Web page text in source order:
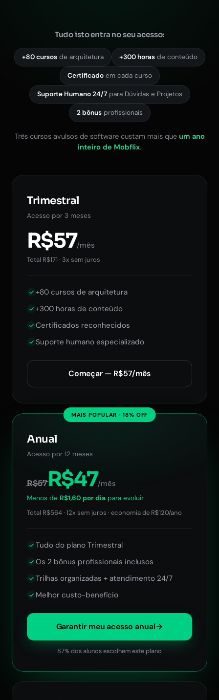
Tudo isto entra no seu acesso:
+80 cursosde arquitetura +300 horasde conteúdo
Certificadoem cada curso
Suporte Humano 24/7para Dúvidas e Projetos
2 bônusprofissionais
Três cursos avulsos de software custam mais que um ano
inteiro de Mobflix.
Trimestral
Acesso por 3 meses
R$57/mês
Total R$171 · 3x sem juros
+80 cursos de arquitetura
+300 horas de conteúdo
Certificados reconhecidos
Suporte humano especializado
Começar — R$57/mês
MAIS POPULAR · 18% OFF
Anual
Acesso por 12 meses
R$57R$47/mês
Menos de R$1,60 por dia para evoluir
Total R$564 · 12x sem juros · economia de R$120/ano
Tudo do plano Trimestral
Os 2 bônus profissionais inclusos
Trilhas organizadas + atendimento 24/7
Melhor custo-benefício
Garantir meu acesso anual
87% dos alunos escolhem este plano